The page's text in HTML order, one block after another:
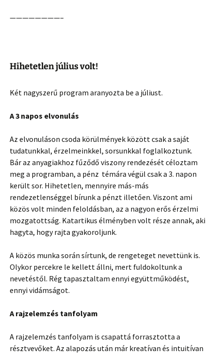
————————–
Hihetetlen július volt!
Két nagyszerű program aranyozta be a júliust.
A 3 napos elvonulás
Az elvonuláson csoda körülmények között csak a saját
tudatunkkal, érzelmeinkkel, sorsunkkal foglalkoztunk.
Bár az anyagiakhoz fűződő viszony rendezését céloztam
meg a programban, a pénz témára végül csak a 3. napon
került sor. Hihetetlen, mennyire más-más
rendezetlenséggel bírunk a pénzt illetően. Viszont ami
közös volt minden feloldásban, az a nagyon erős érzelmi
mozgatottság. Katartikus élményben volt része annak, aki
hagyta, hogy rajta gyakoroljunk.
A közös munka során sírtunk, de rengeteget nevettünk is.
Olykor percekre le kellett állni, mert fuldokoltunk a
nevetéstől. Rég tapasztaltam ennyi együttműködést,
ennyi vidámságot.
A rajzelemzés tanfolyam
A rajzelemzés tanfolyam is csapattá forrasztotta a
résztvevőket. Az alapozás után már kreatívan és intuitívan